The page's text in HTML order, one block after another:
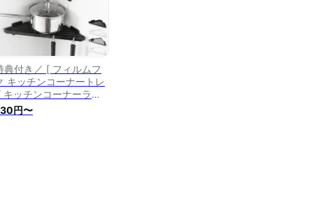
典付き／ [ フィルムフ
キッチンコーナートレ
キッチンコーナーラッ
ワー tower 山崎実業 ]
イスラック 調味料ラッ
円〜